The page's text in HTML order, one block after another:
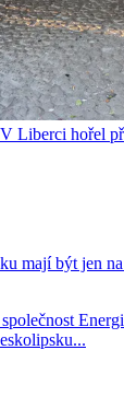
Liberci hořel
mají být jen